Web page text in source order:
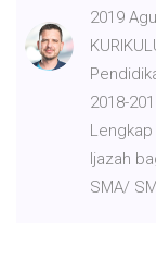
2019
2018-
Ijazah
SMA/